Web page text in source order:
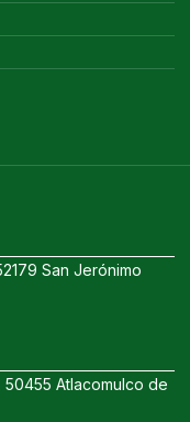
San Jerónimo
50455 Atlacomulco de